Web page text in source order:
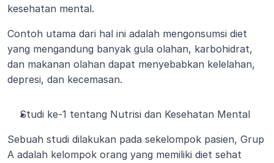
kesehatan mental.
Contoh utama dari hal ini adalah mengonsumsi diet
yang mengandung banyak gula olahan, karbohidrat,
dan makanan olahan dapat menyebabkan kelelahan,
depresi, dan kecemasan.
Studi ke-1 tentang Nutrisi dan Kesehatan Mental
Sebuah studi dilakukan pada sekelompok pasien, Grup
A adalah kelompok orang yang memiliki diet sehat